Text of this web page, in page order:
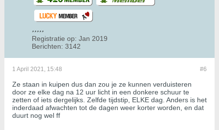
Registratie op: Jan 2019
Berichten: 3142
#6
1 April 2021, 15:48
Ze staan in kuipen dus dan zou je ze kunnen verduisteren
door ze elke dag na 12 uur licht in een donkere schuur te
zetten of iets dergelijks. Zelfde tijdstip, ELKE dag. Anders is het
inderdaad afwachten tot de dagen weer korter worden, en dat
duurt nog wel ff